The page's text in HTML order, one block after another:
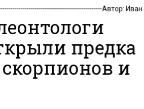
Автор:Иван
предка
и